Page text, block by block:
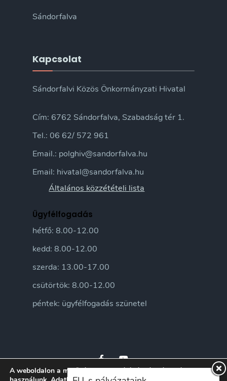
Sándorfalva
Kapcsolat
Sándorfalvi Közös Önkormányzati Hivatal
Cím: 6762 Sándorfalva, Szabadság tér 1.
Tel.: 06 62/ 572 961
Email.: polghiv@sandorfalva.hu
Email: hivatal@sandorfalva.hu
Általános közzétételi lista
Ügyfélfogadás
hétfő: 8.00-12.00
kedd: 8.00-12.00
szerda: 13.00-17.00
csütörtök: 8.00-12.00
péntek: ügyfélfogadás szünetel
A weboldalon a minőségi felhasználói élmény érdekében sütiket